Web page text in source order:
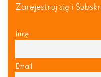
Zarejestruj się i
Imię
Email